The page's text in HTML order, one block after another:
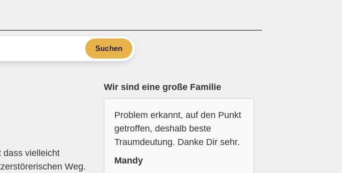
Suchen
dass vielleicht
Weg.
Wir sind eine große Familie
Problem erkannt, auf den Punkt
getroffen, deshalb beste
Traumdeutung. Danke Dir sehr.
Mandy